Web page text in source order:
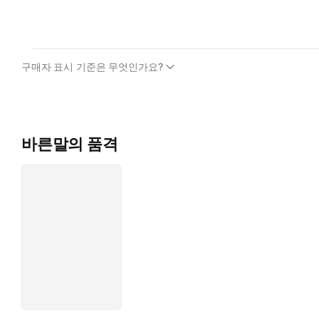
구매자 표시 기준은 무엇인가요?
바른말의 품격